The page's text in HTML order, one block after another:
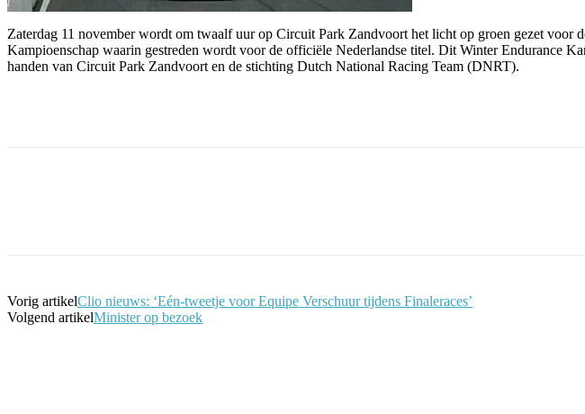
Zaterdag 11 november wordt om twaalf uur op Circuit Park Zandvoort het licht op groen gezet
Kampioenschap waarin gestreden wordt voor de officiële Nederlandse titel. Dit Winter Endurance
handen van Circuit Park Zandvoort en de stichting Dutch National Racing Team (DNRT).
Vorig artikelClio nieuws: ‘Eén-tweetje voor Equipe Verschuur tijdens Finaleraces’
Volgend artikelMinister op bezoek